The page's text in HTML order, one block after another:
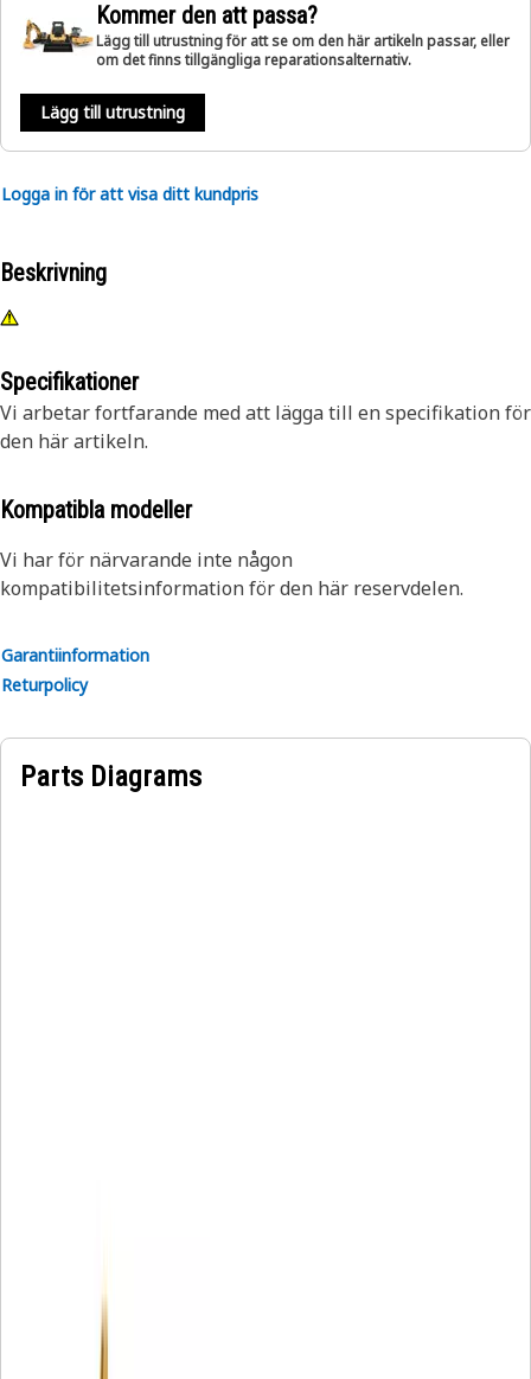
Kommer den att passa?
Lägg till utrustning för att se om den här artikeln passar, eller
om det finns tillgängliga reparationsalternativ.
Lägg till utrustning
Logga in för att visa ditt kundpris
Beskrivning
Specifikationer
Vi arbetar fortfarande med att lägga till en specifikation för
den här artikeln.
Kompatibla modeller
Vi har för närvarande inte någon
kompatibilitetsinformation för den här reservdelen.
Garantiinformation
Returpolicy
Parts Diagrams